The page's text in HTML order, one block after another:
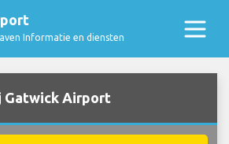
Informatie en diensten
Gatwick Airport